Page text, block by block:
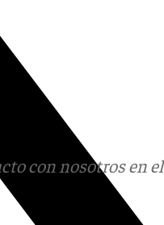
con nosotros en el